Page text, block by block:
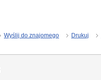
Wyślij do znajomego Drukuj